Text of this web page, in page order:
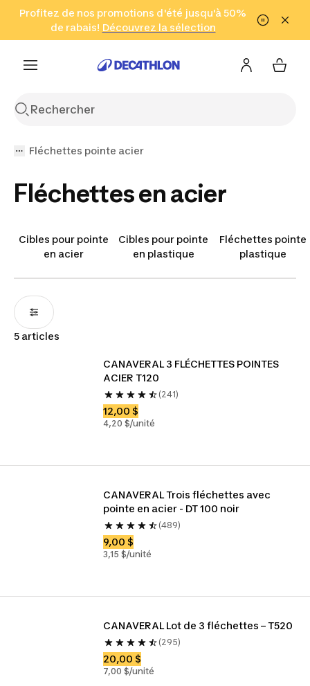
Aller à la recherche Aller au contenu Aller au pied de
Profitez de nos promotions d'été jusqu'à 50%
de rabais! Découvrez la sélection
Cliquez ici
en seulement 2 h!
(Zones sélectionnées)
Fléchettes pointe acier
Fléchettes en acier
Cibles pour pointe
en acier
Cibles pour pointe
en plastique
Fléchettes pointe
plastique
5 articles
CANAVERAL 3 FLÉCHETTES POINTES
ACIER T120
(241)
12,00 $
4,20 $/unité
CANAVERAL Trois fléchettes avec
pointe en acier - DT 100 noir
(489)
9,00 $
3,15 $/unité
CANAVERAL Lot de 3 fléchettes – T520
(295)
20,00 $
7,00 $/unité